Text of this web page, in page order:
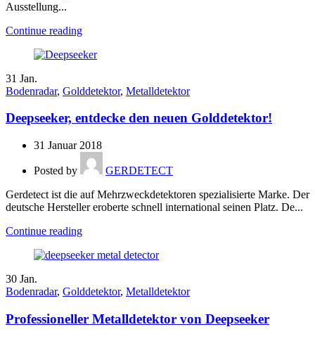
Ausstellung...
Continue reading
31 Jan.
Bodenradar, Golddetektor, Metalldetektor
Deepseeker, entdecke den neuen Golddetektor!
31 Januar 2018
Posted by
GERDETECT
Gerdetect ist die auf Mehrzweckdetektoren spezialisierte Marke. Der
deutsche Hersteller eroberte schnell international seinen Platz. De...
Continue reading
30 Jan.
Bodenradar, Golddetektor, Metalldetektor
Professioneller Metalldetektor von Deepseeker